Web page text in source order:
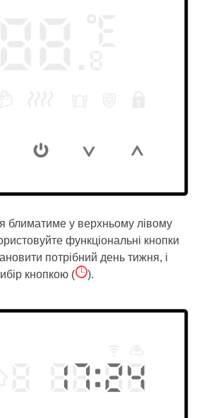
блиматиме у верхньому лівому
функціональні кнопки
потрібний день тижня, і
кнопкою (Ê).